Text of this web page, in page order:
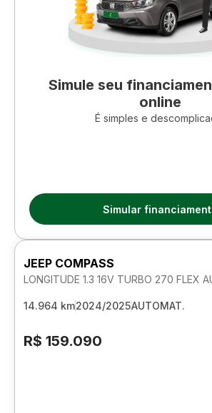
Simule seu
online
É simples e
Simular
JEEP COMPASS
LONGITUDE 1.3 16V TURBO 270 FLEX
14.964 km2024/2025AUTOMAT.
R$ 159.090